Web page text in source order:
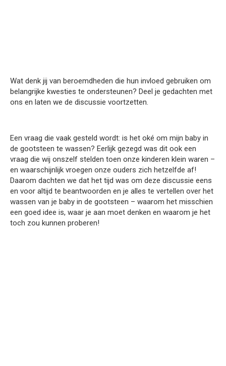
Wat denk jij van beroemdheden die hun invloed gebruiken om
belangrijke kwesties te ondersteunen? Deel je gedachten met
ons en laten we de discussie voortzetten.
Een vraag die vaak gesteld wordt: is het oké om mijn baby in
de gootsteen te wassen? Eerlijk gezegd was dit ook een
vraag die wij onszelf stelden toen onze kinderen klein waren –
en waarschijnlijk vroegen onze ouders zich hetzelfde af!
Daarom dachten we dat het tijd was om deze discussie eens
en voor altijd te beantwoorden en je alles te vertellen over het
wassen van je baby in de gootsteen – waarom het misschien
een goed idee is, waar je aan moet denken en waarom je het
toch zou kunnen proberen!